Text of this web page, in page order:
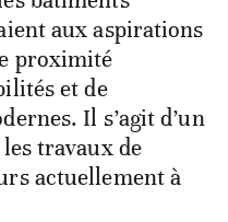
aux aspirations
proximité
et de
Il s’agit d’un
travaux de
actuellement à